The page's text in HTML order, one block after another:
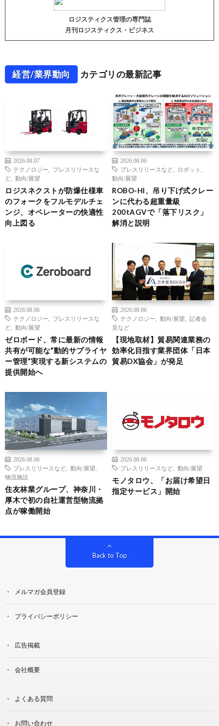
ロジスティクス管理の専門誌
月刊ロジスティクス・ビジネス
経営/業界動向 カテゴリの最新記事
2026.08.07
テクノロジー
プレスリリースな
ど
動向/展望
ロジスネクストが防爆仕様車
のフォークをフルモデルチェ
ンジ、オペレーターの快適性
向上図る
2026.08.06
プレスリリースなど
ロボット
動向/展望
ROBO-HI、吊り下げ式クレー
ンに代わる超重量級
200tAGVで「落下リスク」
解消と説明
2026.08.06
テクノロジー
プレスリリースな
ど
動向/展望
ゼロボード、常に最新の情報
共有が可能な“動的サプライヤ
ー管理”実現する新システムの
提供開始へ
2026.08.06
テクノロジー
動向/展望
記者会
見など
【現地取材】貿易関連業務の
効率化目指す業界団体「日本
貿易DX協会」が発足
2026.08.06
プレスリリースなど
動向/展望
物流施設
住友林業グループ、神奈川・
厚木で初の自社運営型物流拠
点が稼働開始
2026.08.06
プレスリリースなど
動向/展望
モノタロウ、「お届け希望日
指定サービス」開始
Back to Top
メルマガ会員登録
プライバシーポリシー
広告掲載
会社概要
よくある質問
お問い合わせ